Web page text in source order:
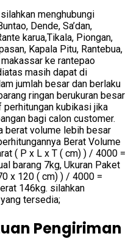
menghubungi
Dende, Sa’dan,
karua,Tikala, Piongan,
Kapala Pitu, Rantebua,
ke rantepao
masih dapat di
jumlah besar dan berlaku
ringan berukuran besar
perhitungan kubikasi jika
bagi calon customer.
berat volume lebih besar
Berat Volume
( P x L x T ( cm) ) / 4000 =
barang 7kg, Ukuran Paket
x 120 ( cm) ) / 4000 =
146kg. silahkan
tersedia;
Pengiriman